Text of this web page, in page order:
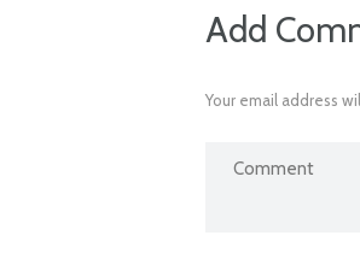
Add
Your email address